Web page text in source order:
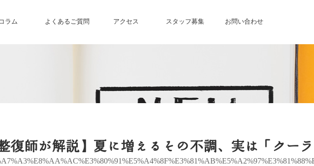
コラム よくあるご質問 アクセス スタッフ募集 お問い合わせ
復師が解説】夏に増えるその不調、実は「クー